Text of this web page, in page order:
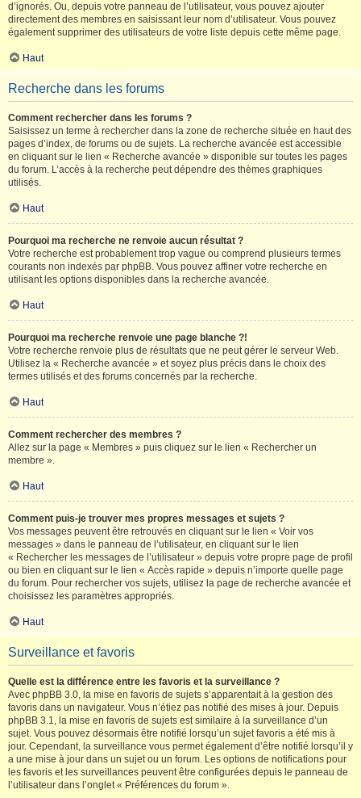
d’ignorés. Ou, depuis votre panneau de l’utilisateur, vous pouvez ajouter
directement des membres en saisissant leur nom d’utilisateur. Vous pouvez
également supprimer des utilisateurs de votre liste depuis cette même page.
Haut
Recherche dans les forums
Comment rechercher dans les forums ?
Saisissez un terme à rechercher dans la zone de recherche située en haut des
pages d’index, de forums ou de sujets. La recherche avancée est accessible
en cliquant sur le lien « Recherche avancée » disponible sur toutes les pages
du forum. L’accès à la recherche peut dépendre des thèmes graphiques
utilisés.
Haut
Pourquoi ma recherche ne renvoie aucun résultat ?
Votre recherche est probablement trop vague ou comprend plusieurs termes
courants non indexés par phpBB. Vous pouvez affiner votre recherche en
utilisant les options disponibles dans la recherche avancée.
Haut
Pourquoi ma recherche renvoie une page blanche ?!
Votre recherche renvoie plus de résultats que ne peut gérer le serveur Web.
Utilisez la « Recherche avancée » et soyez plus précis dans le choix des
termes utilisés et des forums concernés par la recherche.
Haut
Comment rechercher des membres ?
Allez sur la page « Membres » puis cliquez sur le lien « Rechercher un
membre ».
Haut
Comment puis-je trouver mes propres messages et sujets ?
Vos messages peuvent être retrouvés en cliquant sur le lien « Voir vos
messages » dans le panneau de l’utilisateur, en cliquant sur le lien
« Rechercher les messages de l’utilisateur » depuis votre propre page de profil
ou bien en cliquant sur le lien « Accès rapide » depuis n’importe quelle page
du forum. Pour rechercher vos sujets, utilisez la page de recherche avancée et
choisissez les paramètres appropriés.
Haut
Surveillance et favoris
Quelle est la différence entre les favoris et la surveillance ?
Avec phpBB 3.0, la mise en favoris de sujets s’apparentait à la gestion des
favoris dans un navigateur. Vous n’étiez pas notifié des mises à jour. Depuis
phpBB 3.1, la mise en favoris de sujets est similaire à la surveillance d’un
sujet. Vous pouvez désormais être notifié lorsqu’un sujet favoris a été mis à
jour. Cependant, la surveillance vous permet également d’être notifié lorsqu’il y
a une mise à jour dans un sujet ou un forum. Les options de notifications pour
les favoris et les surveillances peuvent être configurées depuis le panneau de
l’utilisateur dans l’onglet « Préférences du forum ».